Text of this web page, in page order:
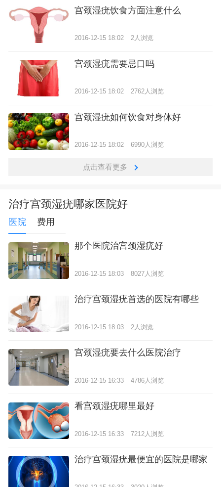
宫颈湿疣饮食方面注意什么
2016-12-15 18:02 2人浏览
宫颈湿疣需要忌口吗
2016-12-15 18:02 2762人浏览
宫颈湿疣如何饮食对身体好
2016-12-15 18:02 6990人浏览
点击查看更多
治疗宫颈湿疣哪家医院好
医院 费用
那个医院治宫颈湿疣好
2016-12-15 18:03 8027人浏览
治疗宫颈湿疣首选的医院有哪些
2016-12-15 18:03 2人浏览
宫颈湿疣要去什么医院治疗
2016-12-15 16:33 4786人浏览
看宫颈湿疣哪里最好
2016-12-15 16:33 7212人浏览
治疗宫颈湿疣最便宜的医院是哪家